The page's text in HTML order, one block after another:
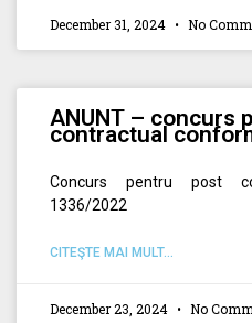
December 31, 2024 No
ANUNT – concurs
contractual
Concurs pentru post
1336/2022
CITEŞTE MAI MULT...
December 23, 2024 No